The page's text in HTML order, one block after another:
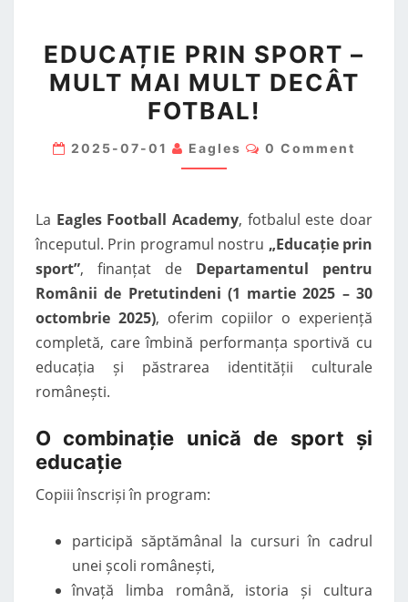
PRIN
SPORT
–
MAI
FOTBAL!
EDUCAȚIE PRIN SPORT –
MULT MAI MULT DECÂT
FOTBAL!
2025-07-01 Eagles Comments
0 Comment
La Eagles Football Academy, fotbalul este doar
începutul. Prin programul nostru „Educație prin
sport”, finanțat de Departamentul pentru
Românii de Pretutindeni (1 martie 2025 – 30
octombrie 2025), oferim copiilor o experiență
completă, care îmbină performanța sportivă cu
educația și păstrarea identității culturale
românești.
O combinație unică de sport și
educație
Copiii înscriși în program:
participă săptămânal la cursuri în cadrul
unei școli românești,
învață limba română, istoria și cultura